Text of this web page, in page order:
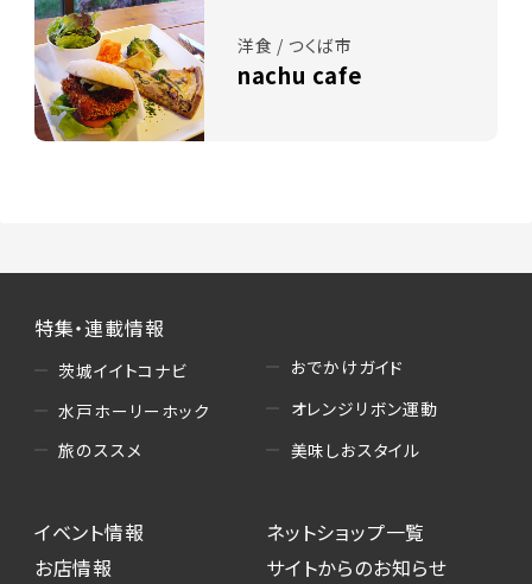
洋食 / つくば市
nachu cafe
特集・連載情報
茨城イイトコナビ
水戸ホーリーホック
旅のススメ
おでかけガイド
オレンジリボン運動
美味しおスタイル
イベント情報
お店情報
ネットショップ一覧
サイトからのお知らせ